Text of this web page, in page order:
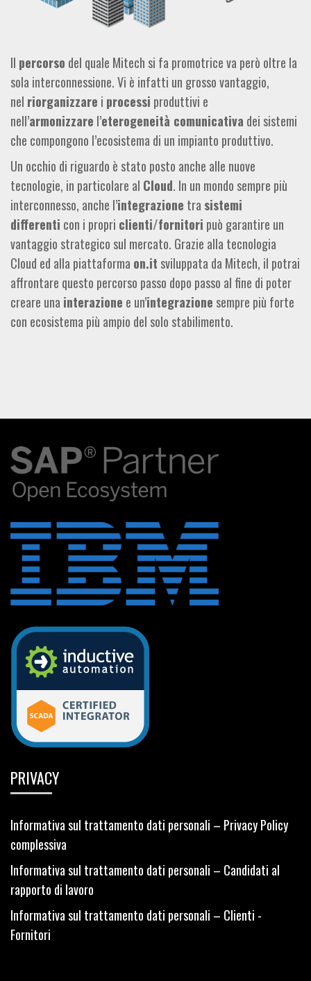
Il percorso del quale Mitech si fa promotrice va però oltre la
sola interconnessione. Vi è infatti un grosso vantaggio,
nel riorganizzare i processi produttivi e
nell’armonizzare l’eterogeneità comunicativa dei sistemi
che compongono l’ecosistema di un impianto produttivo.
Un occhio di riguardo è stato posto anche alle nuove
tecnologie, in particolare al Cloud. In un mondo sempre più
interconnesso, anche l’integrazione tra sistemi
differenti con i propri clienti/fornitori può garantire un
vantaggio strategico sul mercato. Grazie alla tecnologia
Cloud ed alla piattaforma on.it sviluppata da Mitech, il potrai
affrontare questo percorso passo dopo passo al fine di poter
creare una interazione e un’integrazione sempre più forte
con ecosistema più ampio del solo stabilimento.
PRIVACY
Informativa sul trattamento dati personali – Privacy Policy
complessiva
Informativa sul trattamento dati personali – Candidati al
rapporto di lavoro
Informativa sul trattamento dati personali – Clienti -
Fornitori